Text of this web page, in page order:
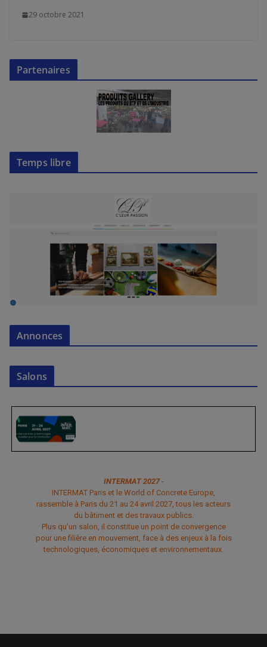
29 octobre 2021
Partenaires
Temps libre
Annonces
Salons
INTERMAT 2027-
INTERMAT Paris et le World of Concrete Europe,
rassemble à Paris du 21 au 24 avril 2027, tous les acteurs
du bâtiment et des travaux publics.
Plus qu’un salon, il constitue un point de convergence
pour une filière en mouvement, face à des enjeux à la fois
technologiques, économiques et environnementaux.